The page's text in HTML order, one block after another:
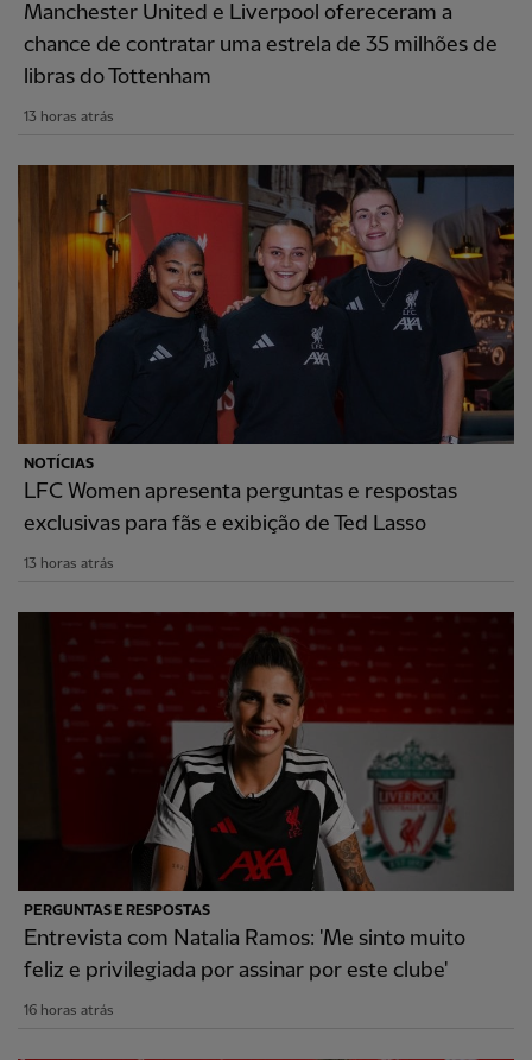
Manchester United e Liverpool ofereceram a
chance de contratar uma estrela de 35 milhões de
libras do Tottenham
13 horas atrás
NOTÍCIAS
LFC Women apresenta perguntas e respostas
exclusivas para fãs e exibição de Ted Lasso
13 horas atrás
PERGUNTAS E RESPOSTAS
Entrevista com Natalia Ramos: 'Me sinto muito
feliz e privilegiada por assinar por este clube'
16 horas atrás